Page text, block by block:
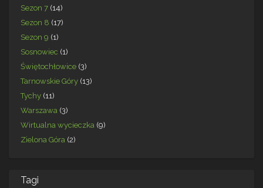
Sezon 7 (14)
Sezon 8 (17)
Sezon 9 (1)
Sosnowiec (1)
Świętochłowice (3)
Tarnowskie Góry (13)
Tychy (11)
Warszawa (3)
Wirtualna wycieczka (9)
Zielona Góra (2)
Tagi